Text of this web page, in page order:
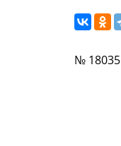
№ 18035